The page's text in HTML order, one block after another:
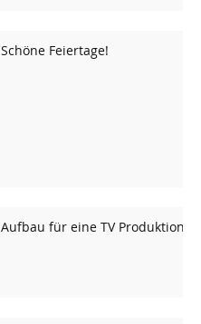
Schöne Feiertage!
Aufbau für eine TV Produktion